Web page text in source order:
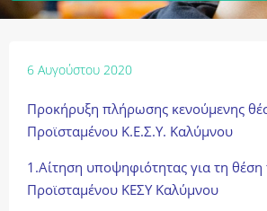
6 Αυγούστου 2020
Προκήρυξη πλήρωσης κενούμενης
Προϊσταμένου Κ.Ε.Σ.Υ. Καλύμνου
1.Αίτηση υποψηφιότητας για τη θέση
Προϊσταμένου ΚΕΣΥ Καλύμνου